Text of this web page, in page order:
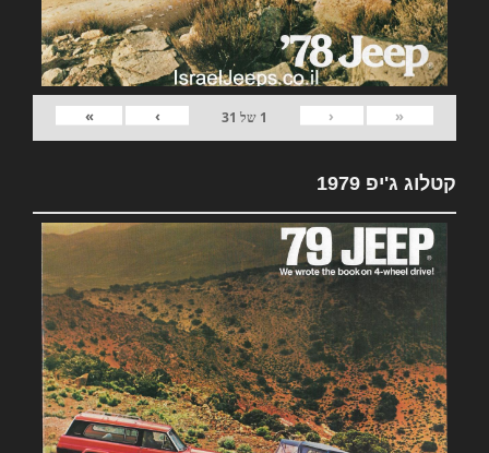
«
‹
1 של 31
›
»
קטלוג ג'יפ 1979